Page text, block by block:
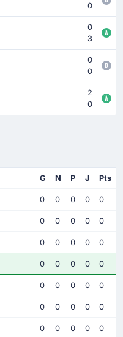
0
0
3
0
0
2
0
G N P J Pts
0 0 0 0 0
0 0 0 0 0
0 0 0 0 0
0 0 0 0 0
0 0 0 0 0
0 0 0 0 0
0 0 0 0 0